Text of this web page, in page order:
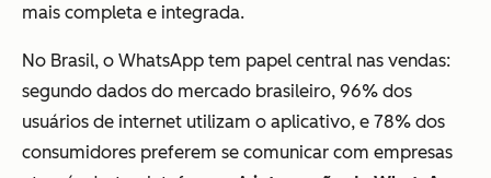
mais completa e integrada.
No Brasil, o WhatsApp tem papel central nas vendas:
segundo dados do mercado brasileiro, 96% dos
usuários de internet utilizam o aplicativo, e 78% dos
consumidores preferem se comunicar com empresas